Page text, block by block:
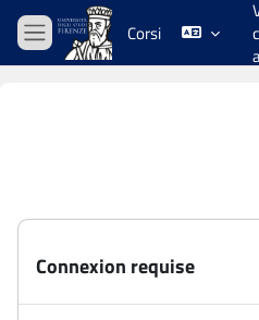
Passer au contenu principal
Panneau latéral
Corsi
Connexion requise